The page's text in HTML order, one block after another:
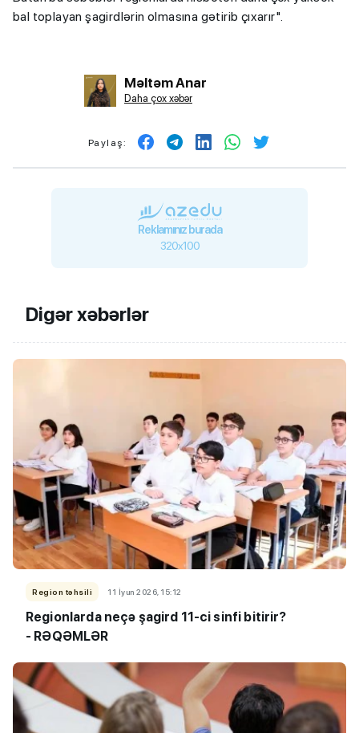
bal toplayan şagirdlərin olmasına gətirib çıxarır".
Məltəm Anar
Daha çox xəbər
Paylaş:
Reklamınız burada
320x100
Digər xəbərlər
Region təhsili 11 İyun 2026, 15:12
Regionlarda neçə şagird 11-ci sinfi bitirir?
- RƏQƏMLƏR